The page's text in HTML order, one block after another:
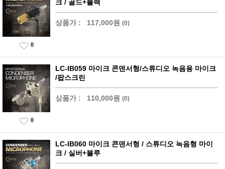
크 / 골드+블랙
상품가 : 117,000원 (0)
0
LC-IB059 마이크 콘덴서형/스튜디오 녹음용 마이크
/팝스크린
상품가 : 110,000원 (0)
0
LC-IB060 마이크 콘덴서형 / 스튜디오 녹음형 마이
크 / 실버+블루